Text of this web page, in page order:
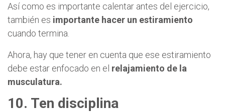
Así como es importante calentar antes del ejercicio,
también es importante hacer un estiramiento
cuando termina.
Ahora, hay que tener en cuenta que ese estiramiento
debe estar enfocado en el relajamiento de la
musculatura.
10. Ten disciplina